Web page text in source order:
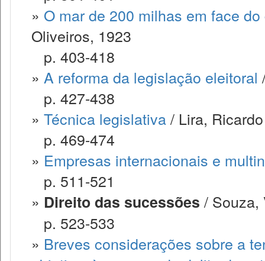
» O mar de 200 milhas em face
Oliveiros, 1923
p. 403-418
» A reforma da legislação eleitoral
p. 427-438
» Técnica legislativa/ Lira,
p. 469-474
» Empresas internacionais e
p. 511-521
» Direito das sucessões / Souza,
p. 523-533
» Breves considerações sobre a